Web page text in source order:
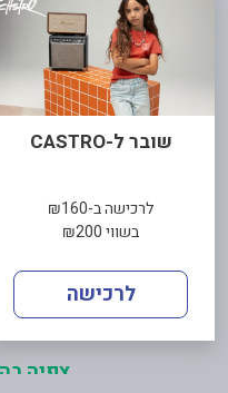
שובר ל-CASTRO
לרכישה ב-₪160
בשווי ₪200
לרכישה
צפיה